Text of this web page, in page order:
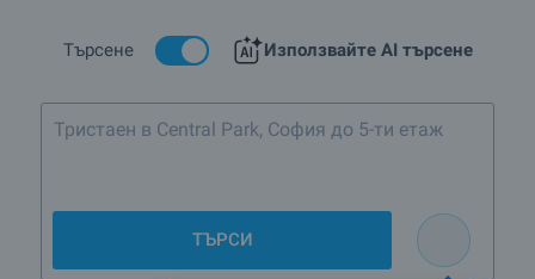
Търсене Използвайте AI търсене
Тристаен в Central Park, София до 5-ти етаж
ТЪРСИ